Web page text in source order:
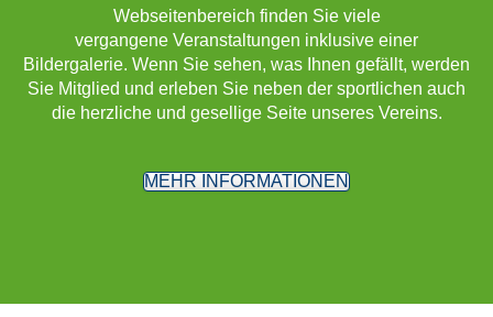
Webseitenbereich finden Sie viele
vergangene Veranstaltungen inklusive einer
Bildergalerie. Wenn Sie sehen, was Ihnen gefällt, werden
Sie Mitglied und erleben Sie neben der sportlichen auch
die herzliche und gesellige Seite unseres Vereins.
MEHR INFORMATIONEN